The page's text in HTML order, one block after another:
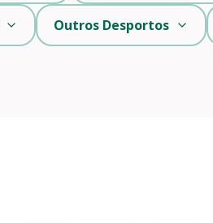
Outros Desportos